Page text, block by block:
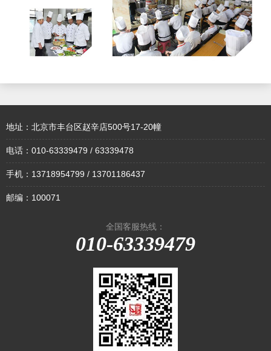
地址：北京市丰台区赵辛店500号17-20幢
电话：010-63339479 / 63339478
手机：13718954799 / 13701186437
邮编：100071
全国客服热线：
010-63339479